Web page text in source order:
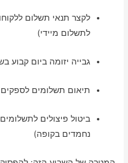
לתשלום מיידי)
גבייה יזומה ביום קבוע
תיאום תשלומים לספקים
ביטול פיצולים
נחמדים בקופה)